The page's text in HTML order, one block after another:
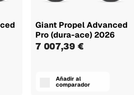
Giant Propel Advanced
Pro (dura-ace) 2026
7 007,39 €
Añadir al
comparador